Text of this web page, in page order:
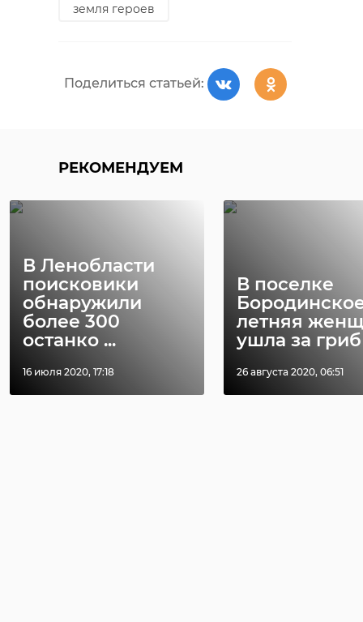
земля героев
Поделиться статьей:
РЕКОМЕНДУЕМ
В Ленобласти
поисковики
обнаружили
более 300
останко ...
16 июля 2020, 17:18
В поселке
летняя
ушла за гриб
26 августа 2020, 06:51